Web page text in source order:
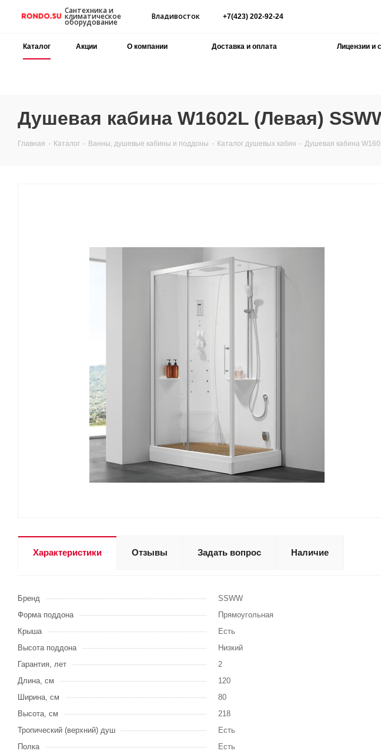
Сантехника и
климатическое
оборудование
Владивосток +7(423) 202-92-24
Каталог Акции О компании Доставка и оплата Лицензии и
Душевая кабина W1602L (Левая)
Главная - Каталог - Ванны, душевые кабины и поддоны - Каталог душевых кабин - Душевая кабина
Характеристики Отзывы Задать вопрос Наличие
Бренд
SSWW
Форма поддона
Прямоугольная
Крыша
Есть
Высота поддона
Низкий
Гарантия, лет
2
Длина, см
120
Ширина, см
80
Высота, см
218
Тропический (верхний) душ
Есть
Полка
Есть